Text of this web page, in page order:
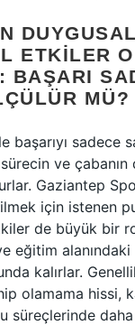
ETKILER
BAŞARI
MÜ?
başarıyı sadece
ve çabanın
Gaziantep
için istenen
de büyük bir
eğitim
kalırlar.
olamama hissi,
süreçlerinde